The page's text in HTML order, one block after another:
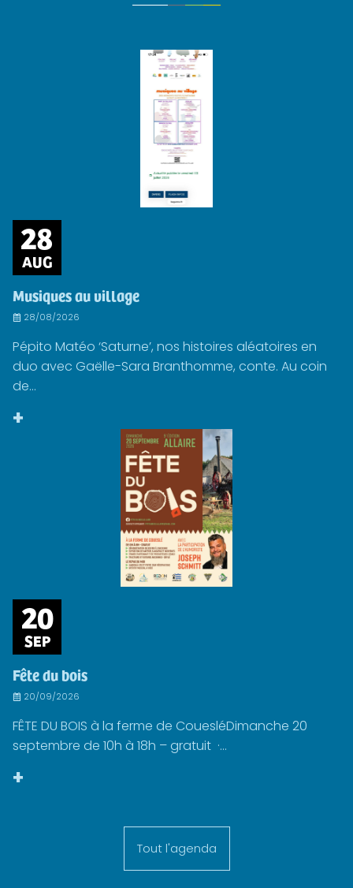
28
AUG
Musiques au village
28/08/2026
Pépito Matéo ‘Saturne’, nos histoires aléatoires en
duo avec Gaëlle-Sara Branthomme, conte. Au coin
de...
+
20
SEP
Fête du bois
20/09/2026
FÊTE DU BOIS à la ferme de CouesléDimanche 20
septembre de 10h à 18h – gratuit ·...
+
Tout l'agenda